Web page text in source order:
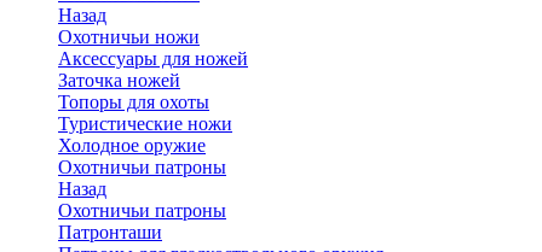
Назад
Охотничьи ножи
Аксессуары для ножей
Заточка ножей
Топоры для охоты
Туристические ножи
Холодное оружие
Охотничьи патроны
Назад
Охотничьи патроны
Патронташи